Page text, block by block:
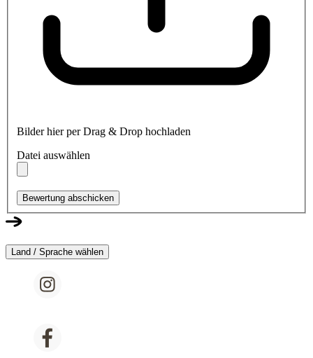
Bilder hier per Drag & Drop hochladen
Datei auswählen
Bewertung abschicken
Land / Sprache wählen